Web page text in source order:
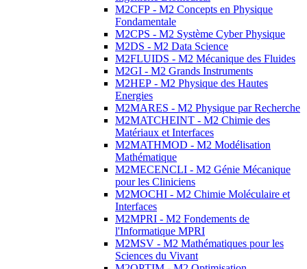
M2CFP - M2 Concepts en Physique
Fondamentale
M2CPS - M2 Système Cyber Physique
M2DS - M2 Data Science
M2FLUIDS - M2 Mécanique des Fluides
M2GI - M2 Grands Instruments
M2HEP - M2 Physique des Hautes
Energies
M2MARES - M2 Physique par Recherche
M2MATCHEINT - M2 Chimie des
Matériaux et Interfaces
M2MATHMOD - M2 Modélisation
Mathématique
M2MECENCLI - M2 Génie Mécanique
pour les Cliniciens
M2MOCHI - M2 Chimie Moléculaire et
Interfaces
M2MPRI - M2 Fondements de
l'Informatique MPRI
M2MSV - M2 Mathématiques pour les
Sciences du Vivant